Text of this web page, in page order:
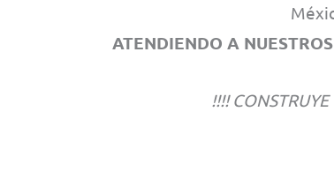
ATENDIENDO A
!!!!